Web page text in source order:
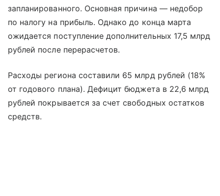
запланированного. Основная причина — недобор
по налогу на прибыль. Однако до конца марта
ожидается поступление дополнительных 17,5 млрд
рублей после перерасчетов.
Расходы региона составили 65 млрд рублей (18%
от годового плана). Дефицит бюджета в 22,6 млрд
рублей покрывается за счет свободных остатков
средств.